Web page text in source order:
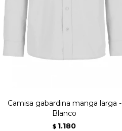
Camisa gabardina manga larga -
Blanco
$ 1.180